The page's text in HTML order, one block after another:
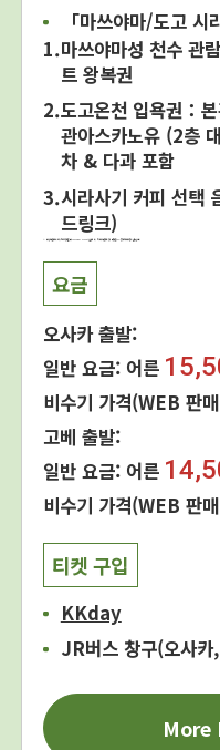
「마쓰야마/도고
마쓰야마성 천수 관
트 왕복권
도고온천 입욕권：
관아스카노유 (2층
차 & 다과 포함
시라사기 커피 선택
드링크)
요금
오사카 출발:
일반 요금: 어른
비수기 가격(WEB 판
고베 출발:
일반 요금: 어른
비수기 가격(WEB 판
티켓 구입
KKday
JR버스 창구(오사